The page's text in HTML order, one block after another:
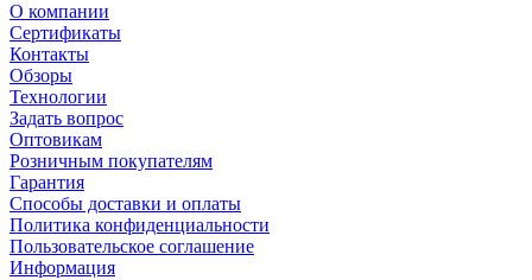
О компании
Сертификаты
Контакты
Обзоры
Технологии
Задать вопрос
Оптовикам
Розничным покупателям
Гарантия
Способы доставки и оплаты
Политика конфиденциальности
Пользовательское соглашение
Информация